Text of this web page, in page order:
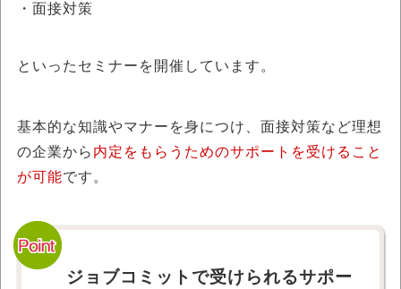
・面接対策
といったセミナーを開催しています。
基本的な知識やマナーを身につけ、面接対策など理想
の企業から 内定をもらうためのサポートを受けること
が可能です。
ジョブコミットで受けられるサポー